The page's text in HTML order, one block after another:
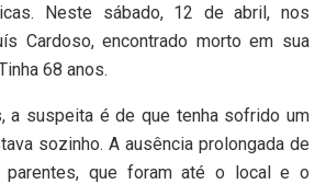
Neste sábado, 12 de abril, nos
Cardoso, encontrado morto em sua
68 anos.
a suspeita é de que tenha sofrido um
sozinho. A ausência prolongada de
parentes, que foram até o local e o